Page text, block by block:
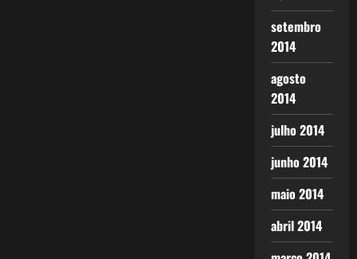
setembro
2014
agosto
2014
julho 2014
junho 2014
maio 2014
abril 2014